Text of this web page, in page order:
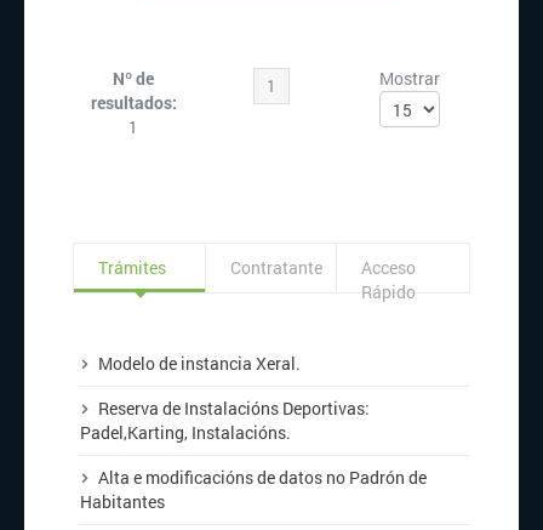
Nº de
resultados:
1
1 Mostrar
Trámites Contratante
Acceso
Rápido
Modelo de instancia Xeral.
Reserva de Instalacións Deportivas:
Padel,Karting, Instalacións.
Alta e modificaciónsde datos no Padrón de
Habitantes